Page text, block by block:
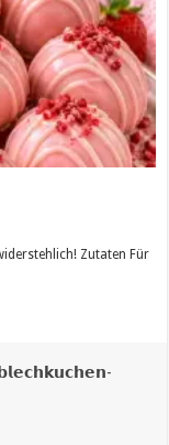
Zutaten Für